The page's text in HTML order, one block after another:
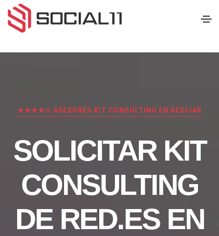
★★★★✩ ASESORES KIT CONSULTING EN BEGÍJAR
SOLICITAR KIT
CONSULTING
DE RED.ES EN